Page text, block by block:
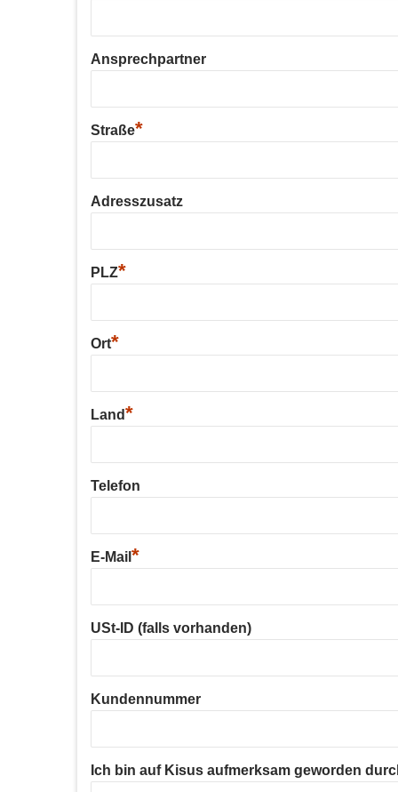
Ansprechpartner
Straße*
Adresszusatz
PLZ*
Ort*
Land*
Telefon
E-Mail *
USt-ID (falls vorhanden)
Kundennummer
Ich bin auf Kisus aufmerksam geworden